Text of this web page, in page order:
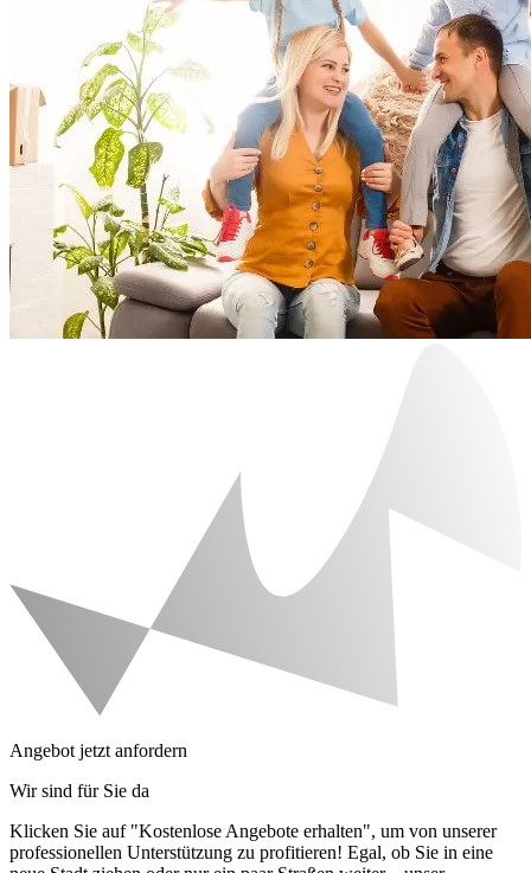
Angebot jetzt anfordern
Wir sind für Sie da
Klicken Sie auf "Kostenlose Angebote erhalten", um von unserer
professionellen Unterstützung zu profitieren! Egal, ob Sie in eine